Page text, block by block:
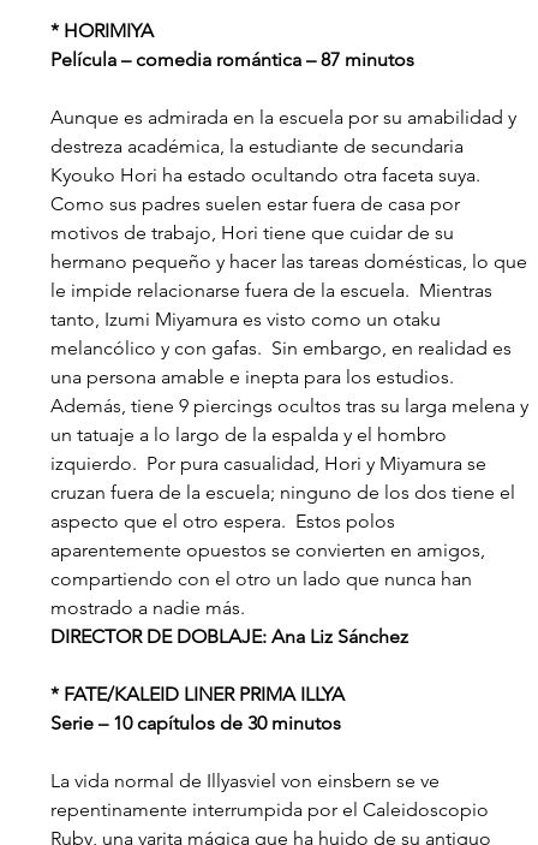
* HORIMIYA
Película – comedia romántica – 87 minutos
Aunque es admirada en la escuela por su amabilidad y
destreza académica, la estudiante de secundaria
Kyouko Hori ha estado ocultando otra faceta suya.
Como sus padres suelen estar fuera de casa por
motivos de trabajo, Hori tiene que cuidar de su
hermano pequeño y hacer las tareas domésticas, lo que
le impide relacionarse fuera de la escuela.  Mientras
tanto, Izumi Miyamura es visto como un otaku
melancólico y con gafas.  Sin embargo, en realidad es
una persona amable e inepta para los estudios.
Además, tiene 9 piercings ocultos tras su larga melena y
un tatuaje a lo largo de la espalda y el hombro
izquierdo.  Por pura casualidad, Hori y Miyamura se
cruzan fuera de la escuela; ninguno de los dos tiene el
aspecto que el otro espera.  Estos polos
aparentemente opuestos se convierten en amigos,
compartiendo con el otro un lado que nunca han
mostrado a nadie más.
DIRECTOR DE DOBLAJE: Ana Liz Sánchez
* FATE/KALEID LINER PRIMA ILLYA
Serie – 10 capítulos de 30 minutos
La vida normal de Illyasviel von einsbern se ve
repentinamente interrumpida por el Caleidoscopio
Ruby, una varita mágica que ha huido de su antiguo